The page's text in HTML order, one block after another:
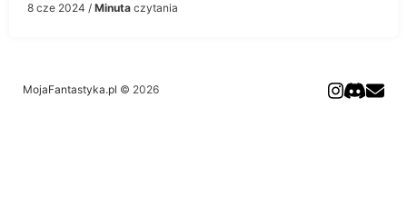
8 cze 2024 / Minuta czytania
MojaFantastyka.pl © 2026